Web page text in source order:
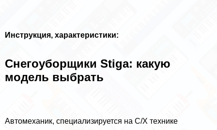
Инструкция, хаpaктеристики:
Снегоуборщики Stiga: какую
модель выбрать
Автомеханик, специализируется на С/Х технике